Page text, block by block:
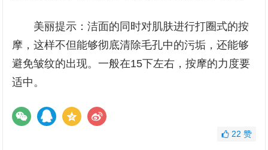
美丽提示：洁面的同时对肌肤进行打圈式的按
摩，这样不但能够彻底清除毛孔中的污垢，还能够
避免皱纹的出现。一般在15下左右，按摩的力度要
适中。
22 赞